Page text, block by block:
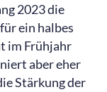
2023 die
ein halbes
im Frühjahr
aber eher
Stärkung der